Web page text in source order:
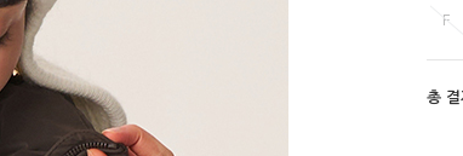
F
총 결